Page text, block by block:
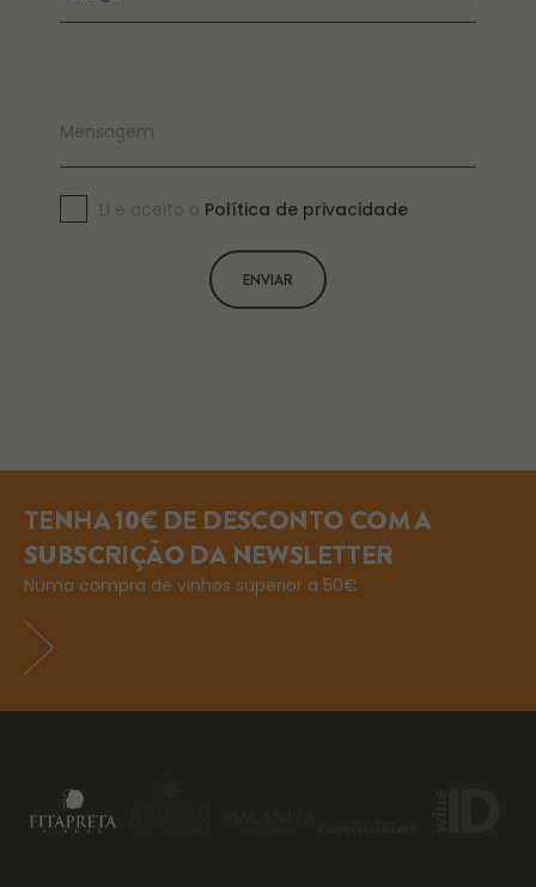
Mensagem
Li e aceito a Política de privacidade
ENVIAR
TENHA 10€ DE DESCONTO COM A
SUBSCRIÇÃO DA NEWSLETTER
Numa compra de vinhos superior a 50€